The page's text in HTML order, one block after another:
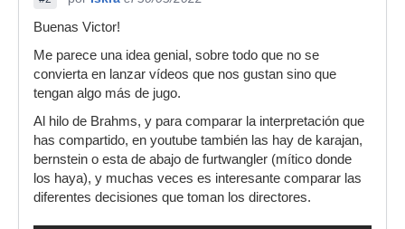
Buenas Victor!
Me parece una idea genial, sobre todo que no se
convierta en lanzar vídeos que nos gustan sino que
tengan algo más de jugo.
Al hilo de Brahms, y para comparar la interpretación que
has compartido, en youtube también las hay de karajan,
bernstein o esta de abajo de furtwangler (mítico donde
los haya), y muchas veces es interesante comparar las
diferentes decisiones que toman los directores.